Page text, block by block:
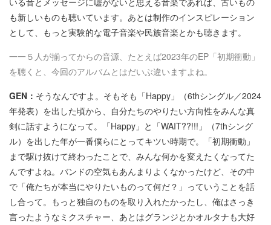
も新しいものも聴いています。あとは制作のインスピレーション
として、もっと実験的な電子音楽や民族音楽とかも聴きます。
一一５人が揃ってからの音源、たとえば2023年のEP「初期衝動」
を聴くと、今回のアルバムとはだいぶ違いますよね。
GEN： そうなんですよ。そもそも「Happy」（6thシングル／2024
年発表）を出した頃から、自分たちのやりたい方向性をみんな真
剣に話すようになって。「Happy」と「WAIT??!!!」（7thシング
ル）を出した年が一番僕らにとってキツい時期で。「初期衝動」
まで駆け抜けて終わったことで、みんな何かを変えたくなってた
んですよね。バンドの空気もあんまりよくなかったけど、その中
で「俺たちが本当にやりたいものって何だ？」っていうことを話
し合って。もっと独自のものを取り入れたかったし、俺はさっき
言ったようなミクスチャー、あとはグランジとかオルタナも大好